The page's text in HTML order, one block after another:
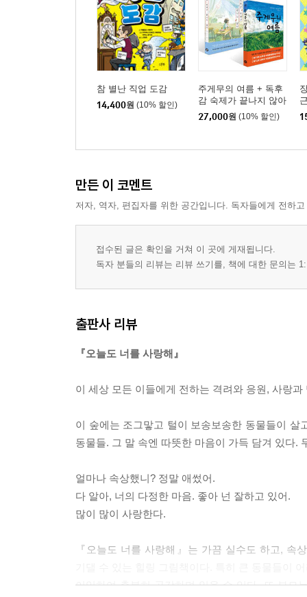
참 별난 직업 도감
14,400원 (10% 할인)
주게무의 여름 + 독후
감 숙제가 끝나지 않아
세트
27,000원 (10% 할인)
만든 이 코멘트
저자, 역자, 편집자를 위한 공간입니다. 독자들에게 전하
접수된 글은 확인을 거쳐 이 곳에 게재됩니다.
독자 분들의 리뷰는 리뷰 쓰기를, 책에 대한 문의는
출판사 리뷰
『오늘도 너를 사랑해』
이 세상 모든 이들에게 전하는 격려와 응원, 사랑
이 숲에는 조그맣고 털이 보송보송한 동물들이
동물들. 그 말 속엔 따뜻한 마음이 가득 담겨 있다.
얼마나 속상했니? 정말 애썼어.
다 알아, 너의 다정한 마음. 좋아 넌 잘하고 있어.
많이 많이 사랑한다.
『오늘도 너를 사랑해』는 가끔 실수도 하고, 속
이입하여 충분히 공감하며 읽을 수 있다. 또 부모